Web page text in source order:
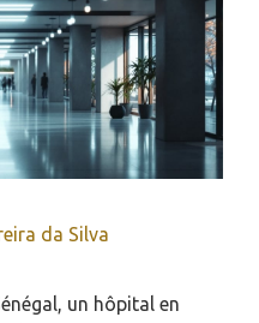
da Silva
un hôpital en